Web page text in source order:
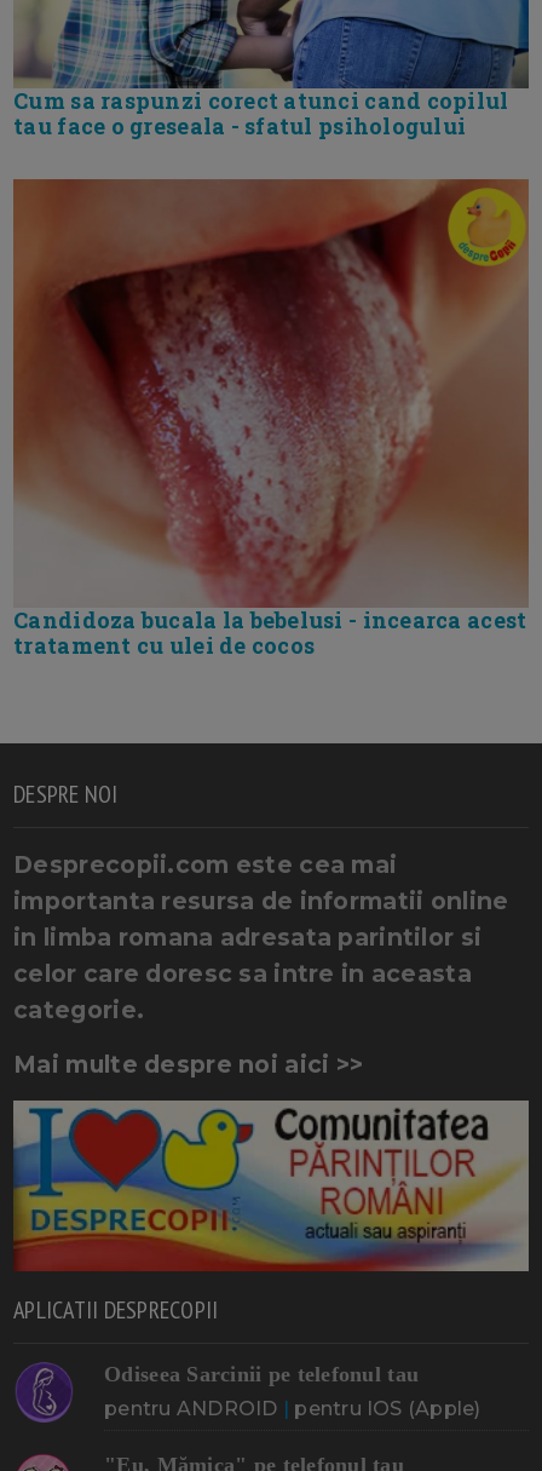
Cum sa raspunzi corect atunci cand copilul
tau face o greseala - sfatul psihologului
Candidoza bucala la bebelusi - incearca acest
tratament cu ulei de cocos
DESPRE NOI
Desprecopii.com este cea mai
importanta resursa de informatii online
in limba romana adresata parintilor si
celor care doresc sa intre in aceasta
categorie.
Mai multe despre noi aici >>
APLICATII DESPRECOPII
Odiseea Sarcinii pe telefonul tau
pentru ANDROID pentru IOS (Apple)
"Eu, Mămica" pe telefonul tau